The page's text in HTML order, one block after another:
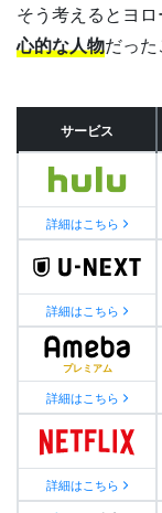
そう考えるとヨ
心的な人物だった
サービス
詳細はこちら
詳細はこちら
詳細はこちら
詳細はこちら